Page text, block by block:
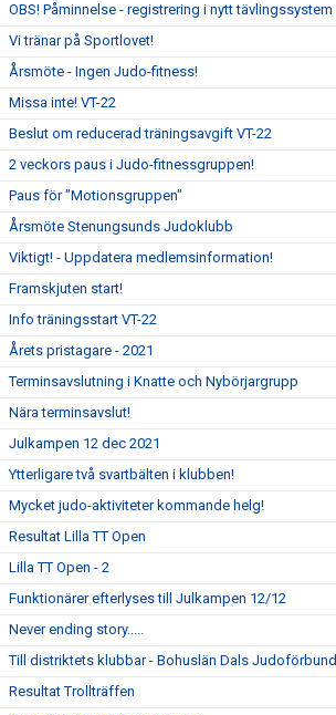
OBS! Påminnelse - registrering i nytt tävlingssystem
Vi tränar på Sportlovet!
Årsmöte - Ingen Judo-fitness!
Missa inte! VT-22
Beslut om reducerad träningsavgift VT-22
2 veckors paus i Judo-fitnessgruppen!
Paus för "Motionsgruppen"
Årsmöte Stenungsunds Judoklubb
Viktigt! - Uppdatera medlemsinformation!
Framskjuten start!
Info träningsstart VT-22
Årets pristagare - 2021
Terminsavslutning i Knatte och Nybörjargrupp
Nära terminsavslut!
Julkampen 12 dec 2021
Ytterligare två svartbälten i klubben!
Mycket judo-aktiviteter kommande helg!
Resultat Lilla TT Open
Lilla TT Open - 2
Funktionärer efterlyses till Julkampen 12/12
Never ending story.....
Till distriktets klubbar - Bohuslän Dals Judoförbund
Resultat Trollträffen